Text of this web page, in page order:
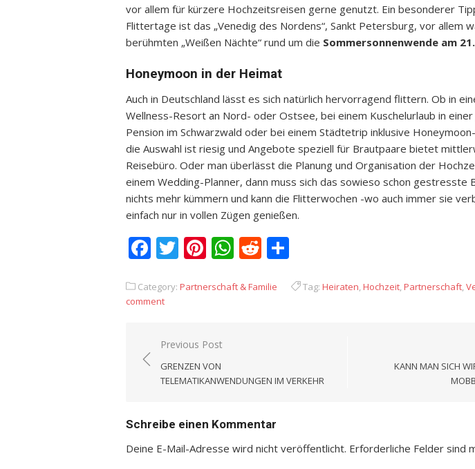
vor allem für kürzere Hochzeitsreisen gerne genutzt. Ein besonderer
Flittertage ist das „Venedig des Nordens“, Sankt Petersburg, vor allem
berühmten „Weißen Nächte“ rund um die Sommersonnenwende am
Honeymoon in der Heimat
Auch in Deutschland lässt es sich natürlich hervorragend flittern. Ob in
Wellness-Resort an Nord- oder Ostsee, bei einem Kuschelurlaub in
Pension im Schwarzwald oder bei einem Städtetrip inklusive
die Auswahl ist riesig und Angebote speziell für Brautpaare bietet
Reisebüro. Oder man überlässt die Planung und Organisation der
einem Wedding-Planner, dann muss sich das sowieso schon gestresste
nichts mehr kümmern und kann die Flitterwochen -wo auch immer sie
einfach nur in vollen Zügen genießen.
Facebook
Twitter
Pinterest
WhatsApp
Reddit
Category: Partnerschaft & Familie Tag: Heiraten,Hochzeit,Partnerschaft,
comment
Beitrags-
Navigation
Previous Post
GRENZEN VON
TELEMATIKANWENDUNGEN IM VERKEHR
KANN MAN SICH
Schreibe einen Kommentar
Deine E-Mail-Adresse wird nicht veröffentlicht. Erforderliche Felder sind